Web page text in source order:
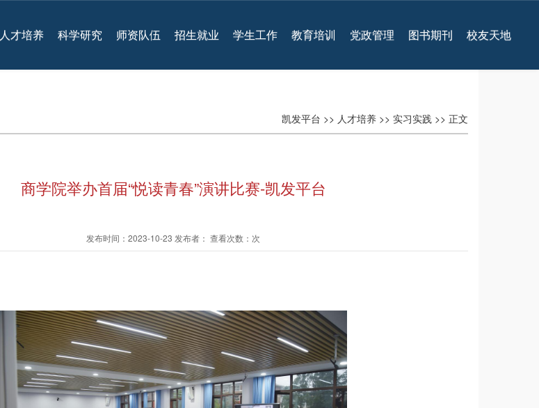
人才培养 科学研究 师资队伍 招生就业 学生工作 教育培训 党政管理 图书期刊 校友天地
凯发平台 >> 人才培养 >> 实习实践 >> 正文
商学院举办首届“悦读青春”演讲比赛-凯发平台
发布时间：2023-10-23 发布者： 查看次数：次